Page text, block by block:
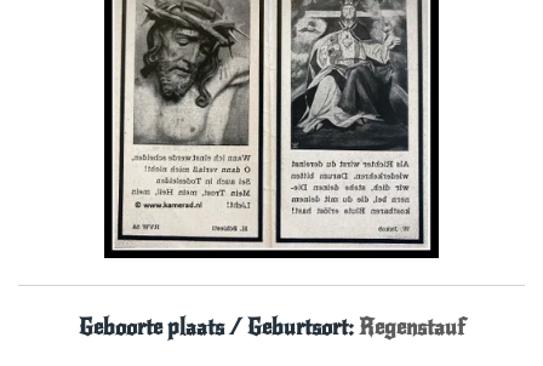
Geboorte plaats / Geburtsort:Regenstauf